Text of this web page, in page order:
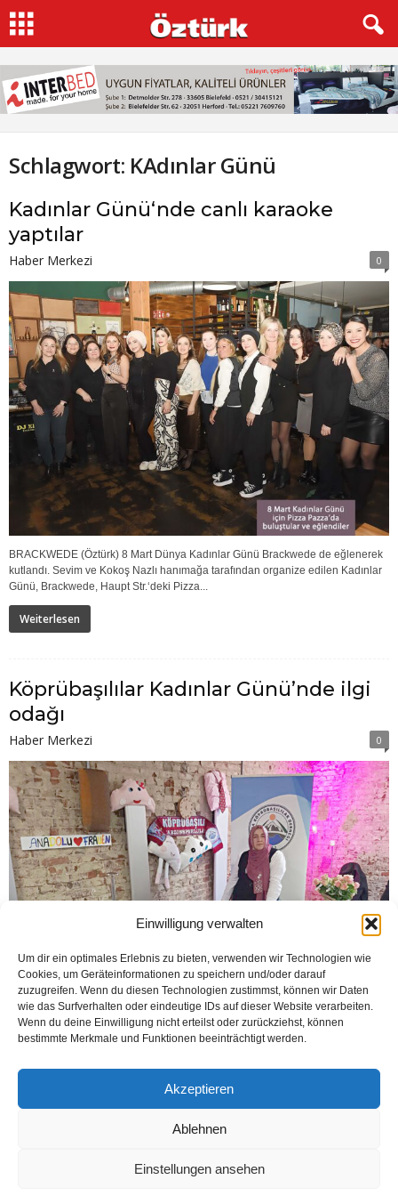
Einwilligung verwalten
Um dir ein optimales Erlebnis zu bieten, verwenden wir Technologien wie
Cookies, um Geräteinformationen zu speichern und/oder darauf
zuzugreifen. Wenn du diesen Technologien zustimmst, können wir Daten
wie das Surfverhalten oder eindeutige IDs auf dieser Website verarbeiten.
Wenn du deine Einwilligung nicht erteilst oder zurückziehst, können
bestimmte Merkmale und Funktionen beeinträchtigt werden.
Akzeptieren
Ablehnen
Einstellungen ansehen
Schlagwort: KAdınlar Günü
Kadınlar Günü‘nde canlı karaoke
yaptılar
Haber Merkezi 0
BRACKWEDE (Öztürk) 8 Mart Dünya Kadınlar Günü Brackwede de eğlenerek
kutlandı. Sevim ve Kokoş Nazlı hanımağa tarafından organize edilen Kadınlar
Günü, Brackwede, Haupt Str.‘deki Pizza...
Weiterlesen
Köprübaşılılar Kadınlar Günü’nde ilgi
odağı
Haber Merkezi 0
SCHWERTE (Öztürk) Avrupa Trabzon Köprübaşılılar Derneği Kadınlar Kolu, “8
Mart Dünya Kadınlar Günü” münasebetiyle Schwerte Belediyesi’nin
sivil toplum örgütleri...
Weiterlesen